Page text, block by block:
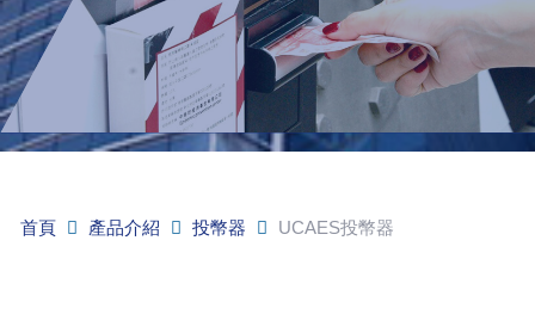
首頁 產品介紹 投幣器 UCAES投幣器